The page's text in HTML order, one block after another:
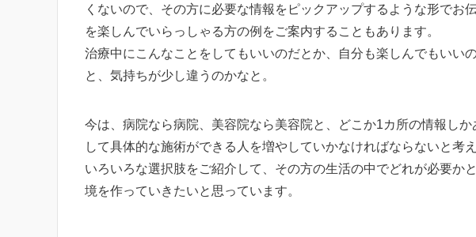
くないので、その方に必要な情報をピックアップするような形でお
を楽しんでいらっしゃる方の例をご案内することもあります。
治療中にこんなことをしてもいいのだとか、自分も楽しんでもいい
と、気持ちが少し違うのかなと。
今は、病院なら病院、美容院なら美容院と、どこか1カ所の情報し
して具体的な施術ができる人を増やしていかなければならないと考え
いろいろな選択肢をご紹介して、その方の生活の中でどれが必要か
境を作っていきたいと思っています。